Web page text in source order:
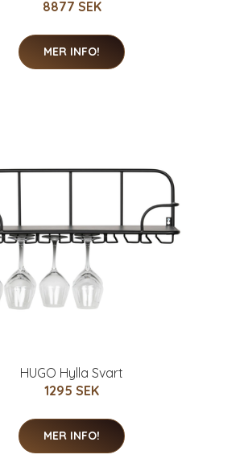
8877 SEK
MER INFO!
HUGO Hylla Svart
1295 SEK
MER INFO!